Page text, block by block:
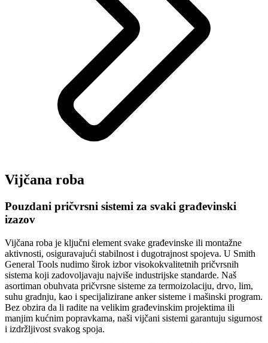
Vijčana roba
Pouzdani pričvrsni sistemi za svaki građevinski
izazov
Vijčana roba je ključni element svake građevinske ili montažne
aktivnosti, osiguravajući stabilnost i dugotrajnost spojeva. U Smith
General Tools nudimo širok izbor visokokvalitetnih pričvrsnih
sistema koji zadovoljavaju najviše industrijske standarde. Naš
asortiman obuhvata pričvrsne sisteme za termoizolaciju, drvo, lim,
suhu gradnju, kao i specijalizirane anker sisteme i mašinski program.
Bez obzira da li radite na velikim građevinskim projektima ili
manjim kućnim popravkama, naši vijčani sistemi garantuju sigurnost
i izdržljivost svakog spoja.